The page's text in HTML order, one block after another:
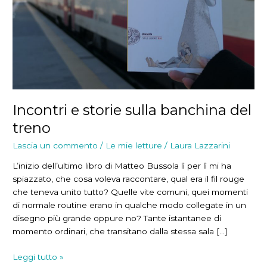
Incontri e storie sulla banchina del
treno
Lascia un commento / Le mie letture / Laura Lazzarini
L’inizio dell’ultimo libro di Matteo Bussola lì per lì mi ha
spiazzato, che cosa voleva raccontare, qual era il fil rouge
che teneva unito tutto? Quelle vite comuni, quei momenti
di normale routine erano in qualche modo collegate in un
disegno più grande oppure no? Tante istantanee di
momento ordinari, che transitano dalla stessa sala […]
Incontri
Leggi tutto »